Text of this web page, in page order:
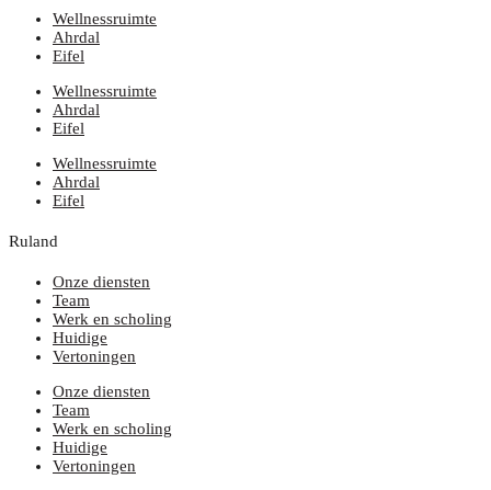
Wellnessruimte
Ahrdal
Eifel
Wellnessruimte
Ahrdal
Eifel
Wellnessruimte
Ahrdal
Eifel
Ruland
Onze diensten
Team
Werk en scholing
Huidige
Vertoningen
Onze diensten
Team
Werk en scholing
Huidige
Vertoningen